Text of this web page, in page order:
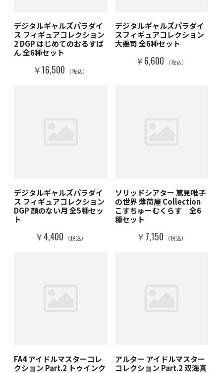
デジタルギャルズパラダイ
ス フィギュアコレクション
2 DGP はじめてのおるすば
ん 全6種セット
￥16,500 （税込）
デジタルギャルズパラダイ
スフィギュアコレクション
大悪司 全6種セット
￥6,600 （税込）
デジタルギャルズパラダイ
ス フィギュアコレクション
DGP 顔のない月 全5種セッ
ト
￥4,400 （税込）
ソリッドシアター 篤見唯子
の世界 薄荷屋 Collection
こすちゅーむくらす 全6
種セット
￥7,150 （税込）
FA4 アイドルマスターコレ
クション Part.2 トゥインク
アルター アイドルマスター
コレクション Part.2 双海真